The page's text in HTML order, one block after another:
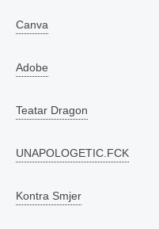
Canva
Adobe
Teatar Dragon
UNAPOLOGETIC.FCK
Kontra Smjer